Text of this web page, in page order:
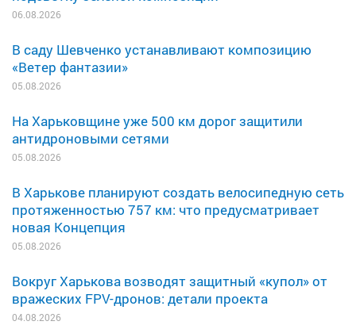
06.08.2026
В саду Шевченко устанавливают композицию
«Ветер фантазии»
05.08.2026
На Харьковщине уже 500 км дорог защитили
антидроновыми сетями
05.08.2026
В Харькове планируют создать велосипедную сеть
протяженностью 757 км: что предусматривает
новая Концепция
05.08.2026
Вокруг Харькова возводят защитный «купол» от
вражеских FPV-дронов: детали проекта
04.08.2026